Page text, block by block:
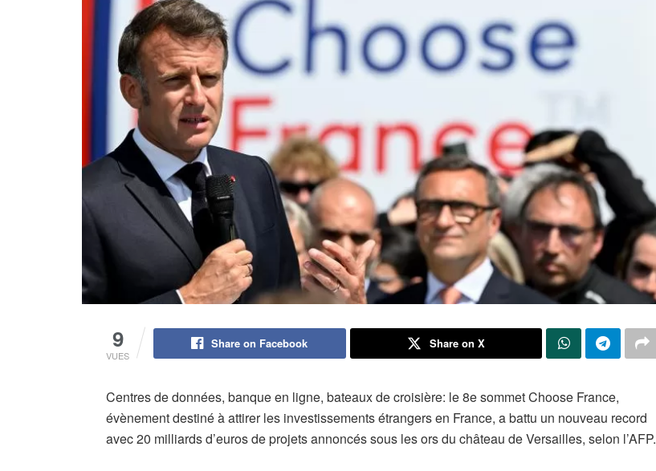
9
VUES
Share on Facebook Share on X
Centres de données, banque en ligne, bateaux de croisière: le 8e sommet Choose France,
évènement destiné à attirer les investissements étrangers en France, a battu un nouveau record
avec 20 milliards d’euros de projets annoncés sous les ors du château de Versailles, selon l’AFP.